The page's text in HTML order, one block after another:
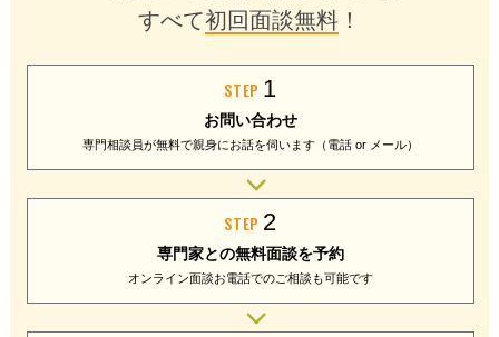
すべて初回面談無料！
STEP 1
お問い合わせ
専門相談員が無料で親身にお話を伺います（電話 or メール）
STEP 2
専門家との無料面談を予約
オンライン面談お電話でのご相談も可能です